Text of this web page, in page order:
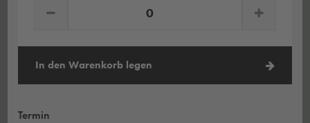
In den Warenkorb legen
Termin